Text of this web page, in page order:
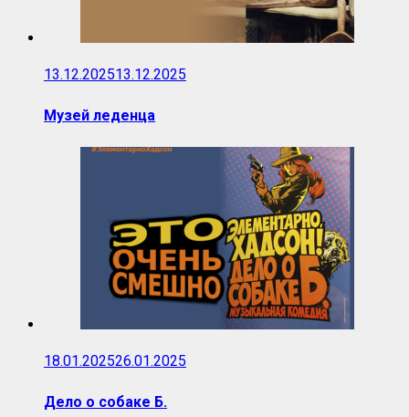
13.12.202513.12.2025
Музей леденца
18.01.202526.01.2025
Дело о собаке Б.